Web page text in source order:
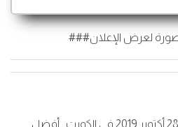
لعرض الإعلان###
عروض هول سوم فودز في 28 أكتوبر 2019 في الكويت . أفضل